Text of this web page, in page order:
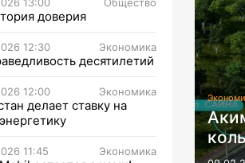
доверия
12:30 Экономика
десятилетий
12:00 Экономика
делает ставку на
11:45 Экономика